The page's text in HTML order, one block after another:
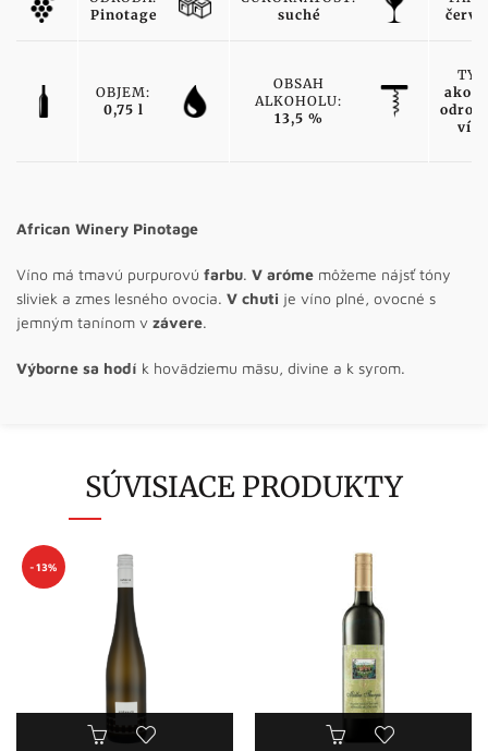
Pinotage
suché
OBJEM:
0,75 l
OBSAH
ALKOHOLU:
13,5 %
African Winery Pinotage
Víno má tmavú purpurovú farbu. V aróme môžeme nájsť tóny
sliviek a zmes lesného ovocia. V chuti je víno plné, ovocné s
jemným tanínom v závere.
Výborne sa hodí k hovädziemu mäsu, divine a k syrom.
SÚVISIACE PRODUKTY
-13%